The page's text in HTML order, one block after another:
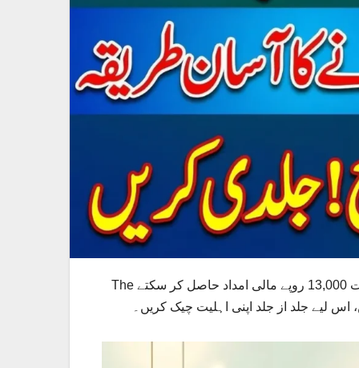
The وزیراعظم رمضان پیکج 2026 رجسٹریشن چیک کرنے کا عمل اب نہایت آسان ہے، اور مستحق خاندان اس اسکیم کے تحت 13,000 روپے مالی امداد حاصل کر سکتے